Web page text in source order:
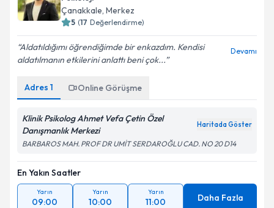
Çanakkale, Merkez
5 (17 Değerlendirme)
Aldatıldığımı öğrendiğimde bir enkazdım. Kendisi
aldatılmanın etkilerini anlattı beni çok...
Devamı
Adres 1 Online Görüşme
Klinik Psikolog Ahmet Vefa Çetin Özel
Danışmanlık Merkezi
Haritada Göster
BARBAROS MAH. PROF DR UMİT SERDAROĞLU CAD. NO 20 D14
En Yakın Saatler
Yarın
09:00
Yarın
10:00
Yarın
11:00 Daha Fazla